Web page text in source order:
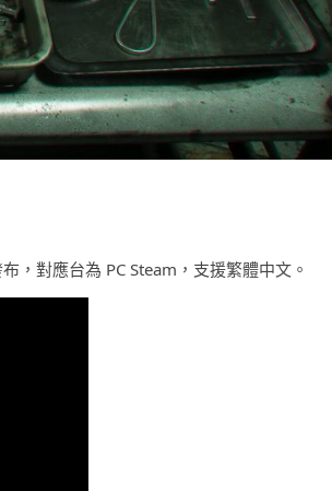
，對應台為 PC Steam，支援繁體中文。